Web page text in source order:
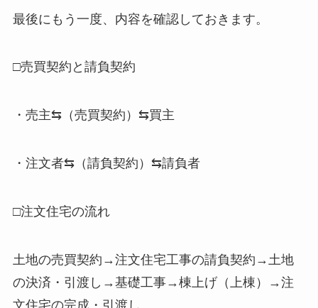
最後にもう一度、内容を確認しておきます。
□売買契約と請負契約
・売主⇆（売買契約）⇆買主
・注文者⇆（請負契約）⇆請負者
□注文住宅の流れ
土地の売買契約→注文住宅工事の請負契約→土地
の決済・引渡し→基礎工事→棟上げ（上棟）→注
文住宅の完成・引渡し